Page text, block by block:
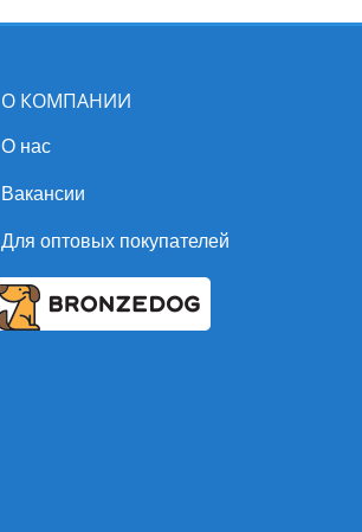
О КОМПАНИИ
О нас
Вакансии
Для оптовых покупателей